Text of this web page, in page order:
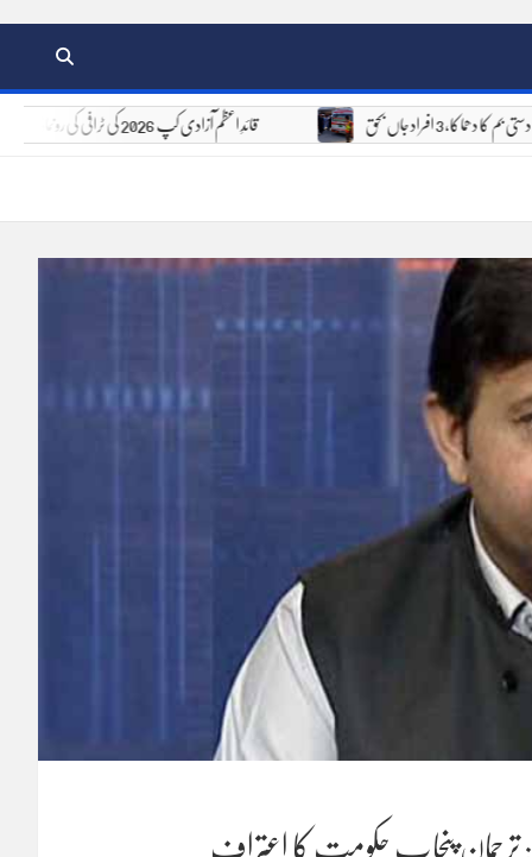
قائدِ اعظم آزادی کپ 2026 کی ٹرافی کی رونمائی، 6 اور 7 اگست کو 8 ٹیمیں مدمقابل ہوں گی بم کا دھماکا، 3 افراد جاں بحق
پنجاب حکومت کا اعتراف